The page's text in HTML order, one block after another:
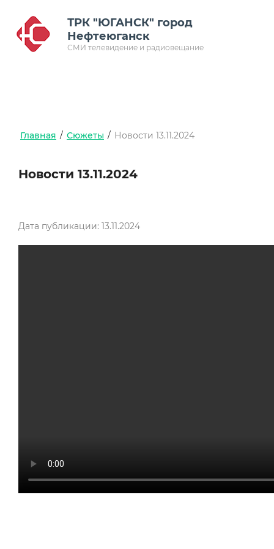
ТРК "ЮГАНСК" город
Нефтеюганск
СМИ телевидение и радиовещание
Главная / Сюжеты / Новости 13.11.2024
Новости 13.11.2024
Дата публикации: 13.11.2024